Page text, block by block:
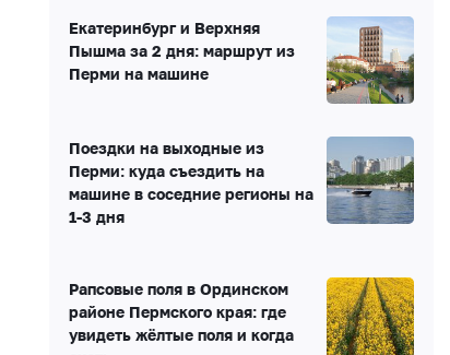
Екатеринбург и Верхняя
Пышма за 2 дня: маршрут из
Перми на машине
Поездки на выходные из
Перми: куда съездить на
машине в соседние регионы на
1-3 дня
Рапсовые поля в Ординском
районе Пермского края: где
увидеть жёлтые поля и когда